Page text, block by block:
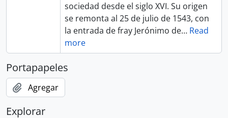
sociedad desde el siglo XVI. Su origen
se remonta al 25 de julio de 1543, con
la entrada de fray Jerónimo de… Read
more
Portapapeles
Agregar
Explorar